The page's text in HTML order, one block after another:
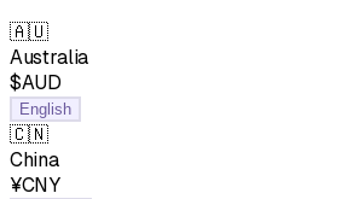
🇦🇺
Australia
$AUD
English
🇨🇳
China
¥CNY